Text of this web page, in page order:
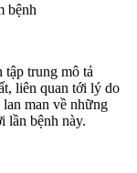
tập trung mô tả
liên quan tới lý do
man về những
lần bệnh này.